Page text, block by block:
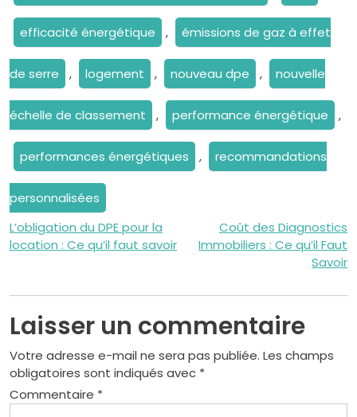
efficacité énergétique , émissions de gaz à effet
de serre , logement , nouveau dpe , nouvelle
échelle de classement , performance énergétique ,
performances énergétiques , recommandations
personnalisées
Navigation
de
l’article
L’obligation du DPE pour la
location : Ce qu’il faut savoir
Coût des Diagnostics
Immobiliers : Ce qu’il Faut
Savoir
Laisser un commentaire
Votre adresse e-mail ne sera pas publiée. Les champs
obligatoires sont indiqués avec *
Commentaire *